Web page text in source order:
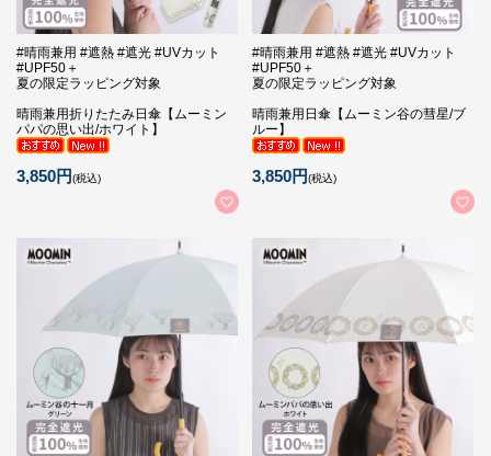
#晴雨兼用 #遮熱 #遮光 #UVカット
#UPF50＋
夏の限定ラッピング対象
晴雨兼用折りたたみ日傘【ムーミン
パパの思い出/ホワイト】
3,850円(税込)
#晴雨兼用 #遮熱 #遮光 #UVカット
#UPF50＋
夏の限定ラッピング対象
晴雨兼用日傘【ムーミン谷の彗星/ブ
ルー】
3,850円(税込)